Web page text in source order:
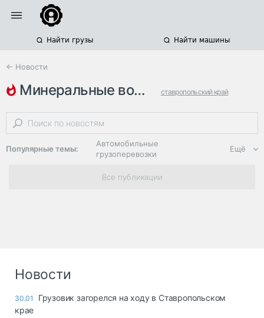
Найти грузы Найти машины
← Новости
минеральные воды ставропольский край
кисловодск дтп с погибшими
Популярные темы:
Автомобильные
грузоперевозки
Региональная
логистика
опасные грузы
Ещё
Все публикации
Новости
30.01
Грузовик загорелся на ходу в Ставропольском
крае